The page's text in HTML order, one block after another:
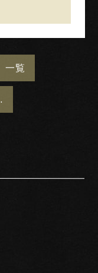
一覧
〜」を開催します